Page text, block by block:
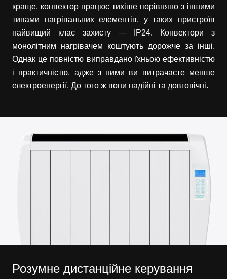
краще, конвектор працює тихіше порівняно з іншими
типами нагрівальних елементів, у таких пристроїв
найвищий клас захисту — IP24. Конвектори з
монолітним нагрівачем коштують дорожче за інші.
Однак це повністю виправдано їхньою ефективністю
і практичністю, адже з ними ви витрачаєте менше
електроенергії. До того ж вони надійні та довговічні.
Розумне дистанційне керування